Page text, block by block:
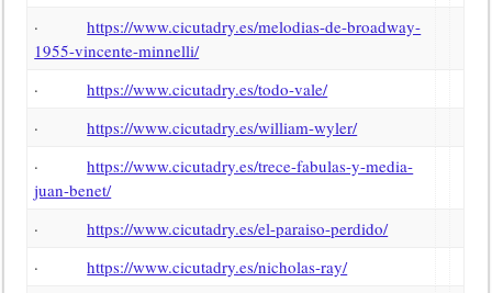
·https://www.cicutadry.es/melodias-de-broadway-
1955-vincente-minnelli/
·https://www.cicutadry.es/todo-vale/
·https://www.cicutadry.es/william-wyler/
·https://www.cicutadry.es/trece-fabulas-y-media-
juan-benet/
·https://www.cicutadry.es/el-paraiso-perdido/
·https://www.cicutadry.es/nicholas-ray/